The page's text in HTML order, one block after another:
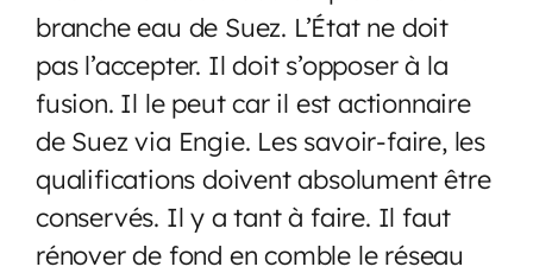
branche eau de Suez. L’État ne doit
pas l’accepter. Il doit s’opposer à la
fusion. Il le peut car il est actionnaire
de Suez via Engie. Les savoir-faire, les
qualifications doivent absolument être
conservés. Il y a tant à faire. Il faut
rénover de fond en comble le réseau